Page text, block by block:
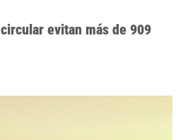
evitan más de 909